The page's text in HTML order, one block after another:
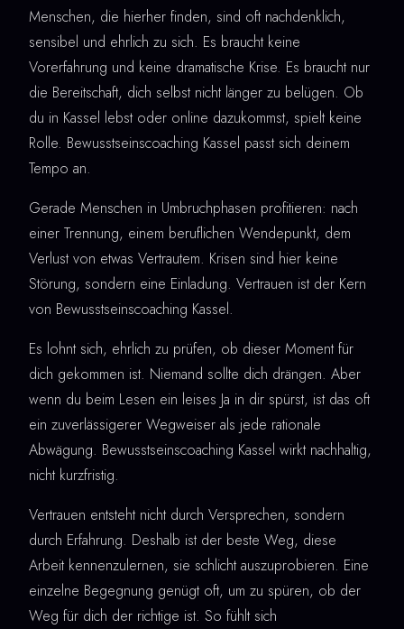
Menschen, die hierher finden, sind oft nachdenklich,
sensibel und ehrlich zu sich. Es braucht keine
Vorerfahrung und keine dramatische Krise. Es braucht nur
die Bereitschaft, dich selbst nicht länger zu belügen. Ob
du in Kassel lebst oder online dazukommst, spielt keine
Rolle. Bewusstseinscoaching Kassel passt sich deinem
Tempo an.
Gerade Menschen in Umbruchphasen profitieren: nach
einer Trennung, einem beruflichen Wendepunkt, dem
Verlust von etwas Vertrautem. Krisen sind hier keine
Störung, sondern eine Einladung. Vertrauen ist der Kern
von Bewusstseinscoaching Kassel.
Es lohnt sich, ehrlich zu prüfen, ob dieser Moment für
dich gekommen ist. Niemand sollte dich drängen. Aber
wenn du beim Lesen ein leises Ja in dir spürst, ist das oft
ein zuverlässigerer Wegweiser als jede rationale
Abwägung. Bewusstseinscoaching Kassel wirkt nachhaltig,
nicht kurzfristig.
Vertrauen entsteht nicht durch Versprechen, sondern
durch Erfahrung. Deshalb ist der beste Weg, diese
Arbeit kennenzulernen, sie schlicht auszuprobieren. Eine
einzelne Begegnung genügt oft, um zu spüren, ob der
Weg für dich der richtige ist. So fühlt sich